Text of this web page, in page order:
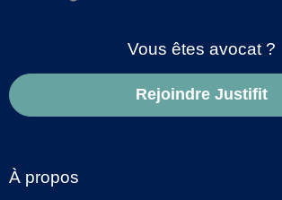
Vous êtes avocat ?
Rejoindre Justifit
À propos